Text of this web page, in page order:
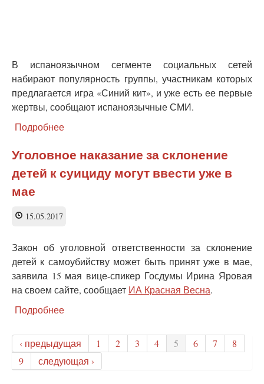
В испаноязычном сегменте социальных сетей
набирают популярность группы, участникам которых
предлагается игра «Синий кит», и уже есть ее первые
жертвы, сообщают испаноязычные СМИ.
Подробнее
кит»
добрался
до
Уголовное наказание за склонение
детей к суициду могут ввести уже в
мае
15.05.2017
Закон об уголовной ответственности за склонение
детей к самоубийству может быть принят уже в мае,
заявила 15 мая вице-спикер Госдумы Ирина Яровая
на своем сайте, сообщает ИА Красная Весна.
Подробнее
наказание
за
склонение
детей
‹ предыдущая 1 2 3 4 5 6 7
8
9
следующая ›